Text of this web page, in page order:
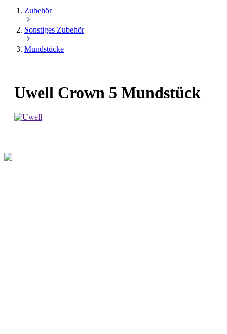
Zubehör
Sonstiges Zubehör
Mundstücke
Uwell Crown 5 Mundstück